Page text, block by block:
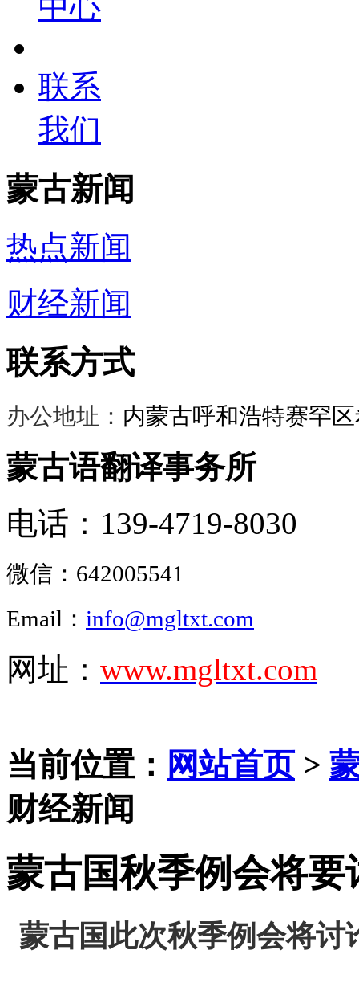
联系
我们
蒙古新闻
热点新闻
财经新闻
联系方式
办公地址： 内蒙古呼和浩特赛罕
蒙古语翻译事务所
电话：139-4719-8030
微信： 642005541
Email： info@mgltxt.com
网址： www.mgltxt.com
当前位置： 网站首页>
财经新闻
蒙古国秋季例会将
蒙古国此次秋季例会将